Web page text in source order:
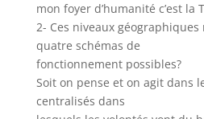
mon foyer d’humanité c’est la
2- Ces niveaux géographiques
quatre schémas de
fonctionnement possibles?
Soit on pense et on agit dans
centralisés dans